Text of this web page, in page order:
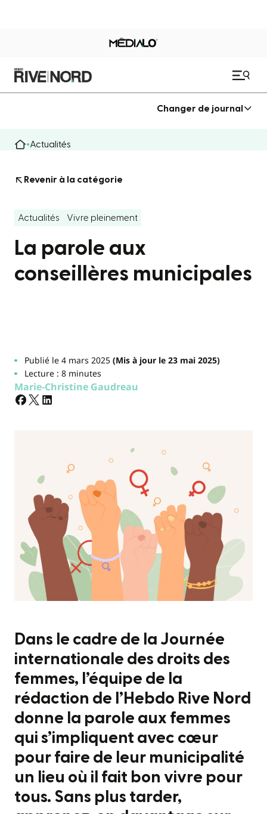
Changer de journal
Actualités
Revenir à la catégorie
Actualités Vivre pleinement
La parole aux
conseillères municipales
Publié le 4 mars 2025(Mis à jour le 23 mai 2025)
Lecture : 8 minutes
Marie-Christine Gaudreau
Dans le cadre de la Journée
internationale des droits des
femmes, l’équipe de la
rédaction de l’Hebdo Rive Nord
donne la parole aux femmes
qui s’impliquent avec cœur
pour faire de leur municipalité
un lieu où il fait bon vivre pour
tous. Sans plus tarder,